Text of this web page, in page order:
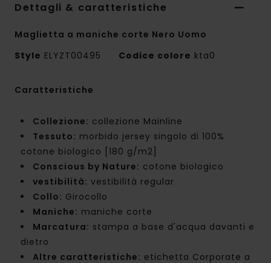
Dettagli & caratteristiche
Maglietta a maniche corte Nero Uomo
Style ELYZT00495 Codice colore kta0
Caratteristiche
Collezione: collezione Mainline
Tessuto: morbido jersey singolo di 100%
cotone biologico [180 g/m2]
Conscious by Nature: cotone biologico
vestibilità: vestibilità regular
Collo: Girocollo
Maniche: maniche corte
Marcatura: stampa a base d'acqua davanti e
dietro
Altre caratteristiche: etichetta Corporate a